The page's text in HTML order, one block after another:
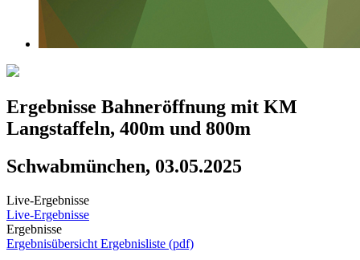
Ergebnisse Bahneröffnung mit KM
Langstaffeln, 400m und 800m
Schwabmünchen, 03.05.2025
Live-Ergebnisse
Live-Ergebnisse
Ergebnisse
Ergebnisübersicht Ergebnisliste (pdf)